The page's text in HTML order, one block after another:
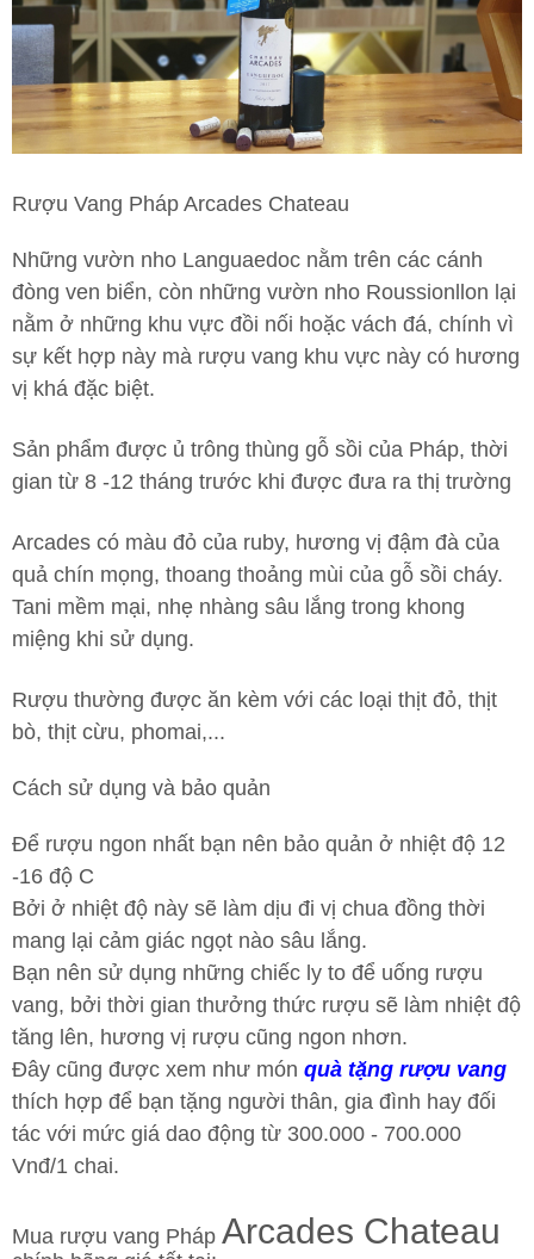
Rượu Vang Pháp Arcades Chateau
Những vườn nho Languaedoc nằm trên các cánh
đòng ven biển, còn những vườn nho Roussionllon lại
nằm ở những khu vực đồi nối hoặc vách đá, chính vì
sự kết hợp này mà rượu vang khu vực này có hương
vị khá đặc biệt.
Sản phẩm được ủ trông thùng gỗ sồi của Pháp, thời
gian từ 8 -12 tháng trước khi được đưa ra thị trường
Arcades có màu đỏ của ruby, hương vị đậm đà của
quả chín mọng, thoang thoảng mùi của gỗ sồi cháy.
Tani mềm mại, nhẹ nhàng sâu lắng trong khong
miệng khi sử dụng.
Rượu thường được ăn kèm với các loại thịt đỏ, thịt
bò, thịt cừu, phomai,...
Cách sử dụng và bảo quản
Để rượu ngon nhất bạn nên bảo quản ở nhiệt độ 12
-16 độ C
Bởi ở nhiệt độ này sẽ làm dịu đi vị chua đồng thời
mang lại cảm giác ngọt nào sâu lắng.
Bạn nên sử dụng những chiếc ly to để uống rượu
vang, bởi thời gian thưởng thức rượu sẽ làm nhiệt độ
tăng lên, hương vị rượu cũng ngon nhơn.
Đây cũng được xem như món quà tặng rượu vang
thích hợp để bạn tặng người thân, gia đình hay đối
tác với mức giá dao động từ 300.000 - 700.000
Vnđ/1 chai.
Mua rượu vang Pháp Arcades Chateau